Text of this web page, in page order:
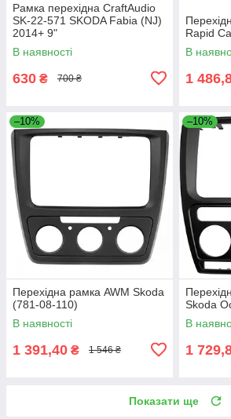
Рамка перехідна CraftAudio
SK-22-571 SKODA Fabia (NJ)
2014+ 9"
В наявності
630 ₴ 700 ₴
Rapid
В
1
–10%
Перехідна рамка AWM Skoda
(781-08-110)
В наявності
1 391,40 ₴ 1 546 ₴
–10%
Skoda
В
1
Показати ще